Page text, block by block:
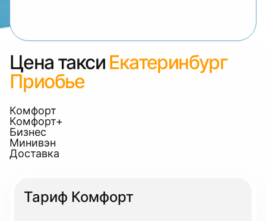
Цена такси Екатеринбург
Приобье
Комфорт
Комфорт+
Бизнес
Минивэн
Доставка
Тариф Комфорт